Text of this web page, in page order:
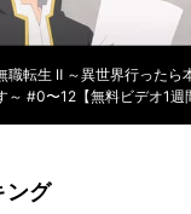
職転生 Ⅱ ～異世界行ったら
～ #0〜12【無料ビデオ1週
ング